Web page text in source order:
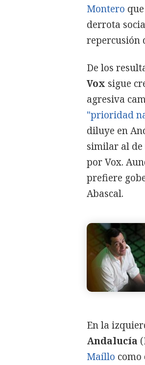
Montero
derrota
repercusión
De los
Vox sigue
agresiva
"prioridad
diluye en
similar al de
por Vox.
prefiere
Abascal.
En la
Andalucía
Maíllo como